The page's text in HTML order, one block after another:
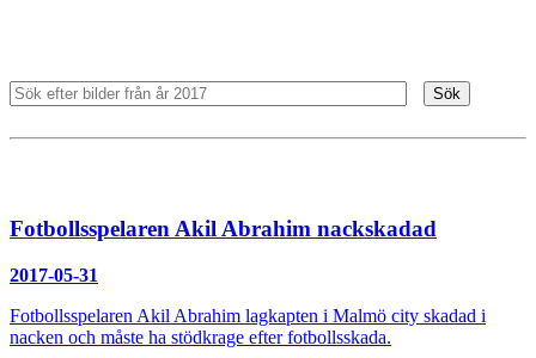
Sök
Fotbollsspelaren Akil Abrahim nackskadad
2017-05-31
Fotbollsspelaren Akil Abrahim lagkapten i Malmö city skadad i
nacken och måste ha stödkrage efter fotbollsskada.